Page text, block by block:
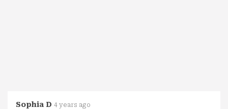
Sophia D 4 years ago